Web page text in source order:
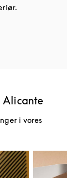
Alicante
i vores